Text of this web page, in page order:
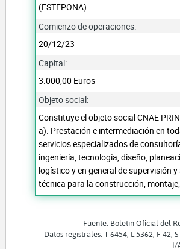
(ESTEPONA)
Comienzo de operaciones:
20/12/23
Capital:
3.000,00 Euros
Objeto social:
Constituye el objeto social CNAE
a). Prestación e intermediación en
servicios especializados de
ingeniería, tecnología, diseño,
logístico y en general de supervisión
técnica para la construcción,
Fuente: Boletín Oficial del
Datos registrales: T 6454, L 5362, F 42,
I/